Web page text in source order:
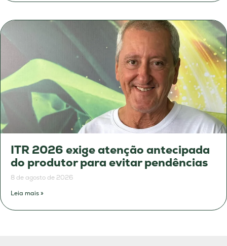
ITR 2026 exige atenção antecipada
do produtor para evitar pendências
8 de agosto de 2026
Leia mais »